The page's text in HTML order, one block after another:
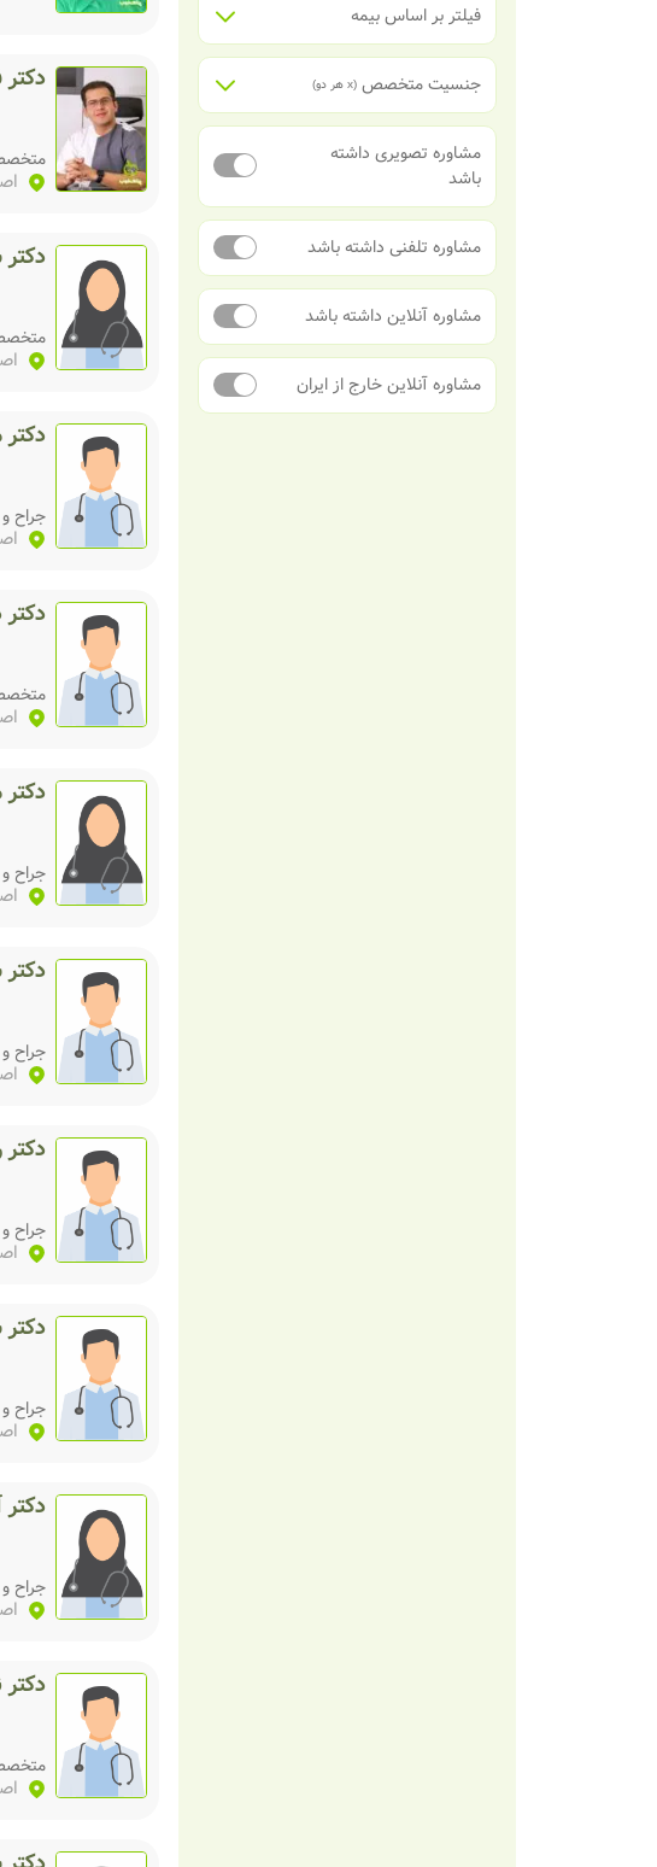
فیلتر بر اساس بیمه
جنسیت متخصص (x هر دو)
مشاوره تصویری داشته
باشد
مشاوره تلفنی داشته باشد
مشاوره آنلاین داشته باشد
مشاوره آنلاین خارج از ایران
جراح
جراح
جراح
جراح
جراح
جراح
دکتر